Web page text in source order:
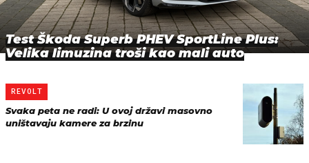
Test Škoda Superb PHEV SportLine Plus:
Velika limuzina troši kao mali auto
REVOLT
Svaka peta ne radi: U ovoj državi masovno
uništavaju kamere za brzinu